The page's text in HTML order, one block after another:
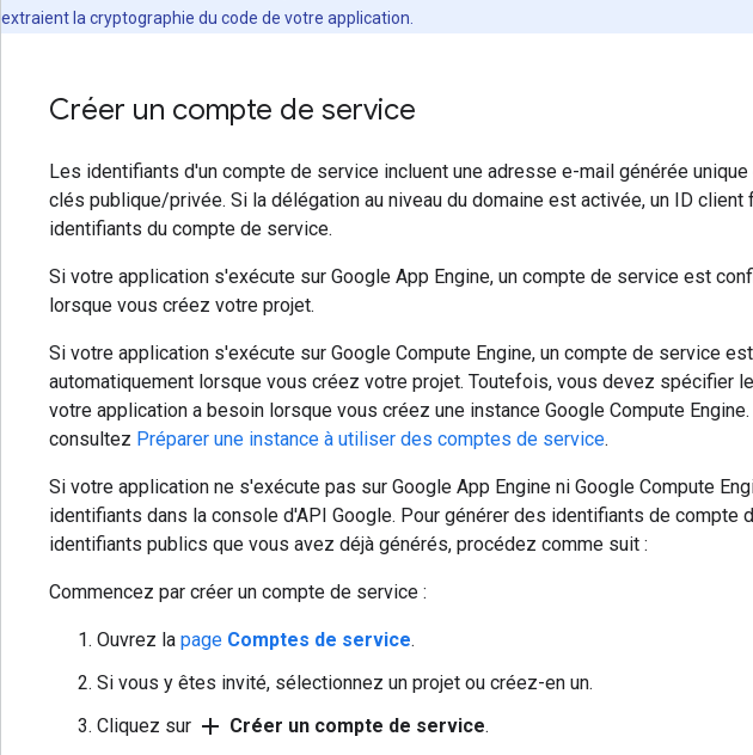
extraient la cryptographie du code de votre application.
Créer un compte de service
Les identifiants d'un compte de service incluent une adresse e-mail générée
clés publique/privée. Si la délégation au niveau du domaine est activée, un ID
identifiants du compte de service.
Si votre application s'exécute sur Google App Engine, un compte de service est
lorsque vous créez votre projet.
Si votre application s'exécute sur Google Compute Engine, un compte de service
automatiquement lorsque vous créez votre projet. Toutefois, vous devez spécifier
votre application a besoin lorsque vous créez une instance Google Compute
consultez Préparer une instance à utiliser des comptes de service.
Si votre application ne s'exécute pas sur Google App Engine ni Google Compute
identifiants dans la console d'API Google. Pour générer des identifiants de compte
identifiants publics que vous avez déjà générés, procédez comme suit :
Commencez par créer un compte de service :
Ouvrez la page Comptes de service.
Si vous y êtes invité, sélectionnez un projet ou créez-en un.
Cliquez sur add Créer un compte de service.